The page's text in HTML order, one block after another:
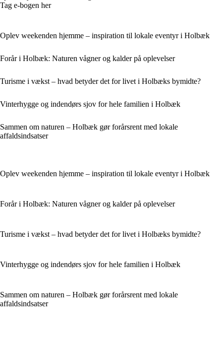
Tag e-bogen her
Oplev weekenden hjemme – inspiration til lokale eventyr i Holbæk
Forår i Holbæk: Naturen vågner og kalder på oplevelser
Turisme i vækst – hvad betyder det for livet i Holbæks bymidte?
Vinterhygge og indendørs sjov for hele familien i Holbæk
Sammen om naturen – Holbæk gør forårsrent med lokale
affaldsindsatser
Oplev weekenden hjemme – inspiration til lokale eventyr i Holbæk
Forår i Holbæk: Naturen vågner og kalder på oplevelser
Turisme i vækst – hvad betyder det for livet i Holbæks bymidte?
Vinterhygge og indendørs sjov for hele familien i Holbæk
Sammen om naturen – Holbæk gør forårsrent med lokale
affaldsindsatser